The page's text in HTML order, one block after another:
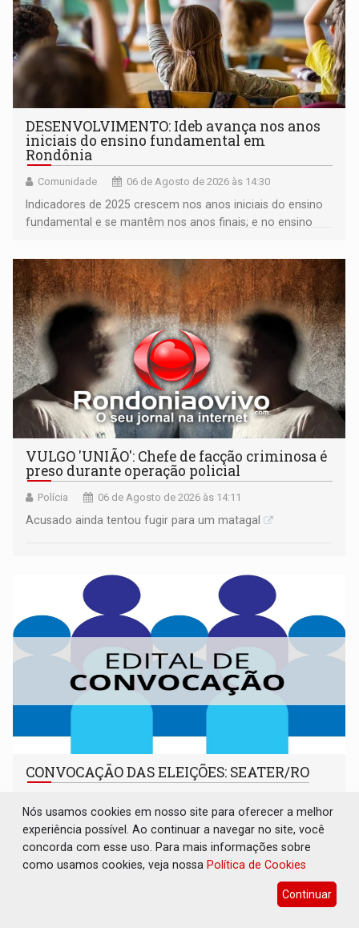
DESENVOLVIMENTO: Ideb avança nos anos
iniciais do ensino fundamental em
Rondônia
Comunidade 06 de Agosto de 2026 às 14:30
Indicadores de 2025 crescem nos anos iniciais do ensino
fundamental e se mantêm nos anos finais; e no ensino
VULGO 'UNIÃO': Chefe de facção criminosa é
preso durante operação policial
Polícia 06 de Agosto de 2026 às 14:11
Acusado ainda tentou fugir para um matagal
CONVOCAÇÃO DAS ELEIÇÕES: SEATER/RO
Nós usamos cookies em nosso site para oferecer a melhor
experiência possível. Ao continuar a navegar no site, você
concorda com esse uso. Para mais informações sobre
como usamos cookies, veja nossa Política de Cookies
Continuar